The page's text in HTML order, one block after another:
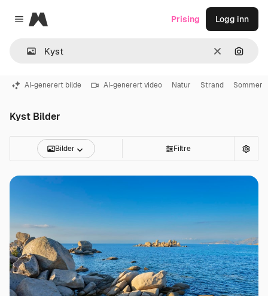
Close menu
Magnific
Slett Søk
Prising Logg inn
AI-generert bilde AI-generert video Natur Strand Sommer
Kyst Bilder
Bilder Filtre